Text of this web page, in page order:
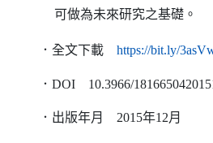
可做為未來研究之基礎。
．全文下載 https://bit.ly/
． DOI 10.3966/
．出版年月 2015年12月